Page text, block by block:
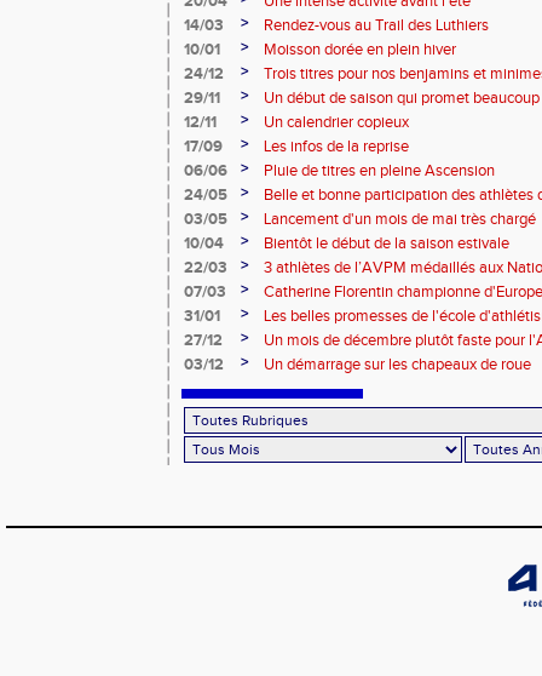
14/03
>
Rendez-vous au Trail des Luthiers
10/01
>
Moisson dorée en plein hiver
24/12
>
Trois titres pour nos benjamins et
29/11
>
Un début de saison qui promet beaucoup
12/11
>
Un calendrier copieux
17/09
>
Les infos de la reprise
06/06
>
Pluie de titres en pleine Ascension
24/05
>
Belle et bonne participation des athlètes
03/05
>
Lancement d'un mois de mai très chargé
10/04
>
Bientôt le début de la saison estivale
22/03
>
3 athlètes de l’AVPM médaillés aux
07/03
>
Catherine Florentin championne
31/01
>
Les belles promesses de l'école
27/12
>
Un mois de décembre plutôt faste pour
03/12
> Un démarrage sur les chapeaux de roue